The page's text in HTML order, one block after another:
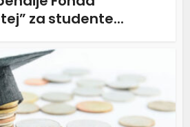
za studente...